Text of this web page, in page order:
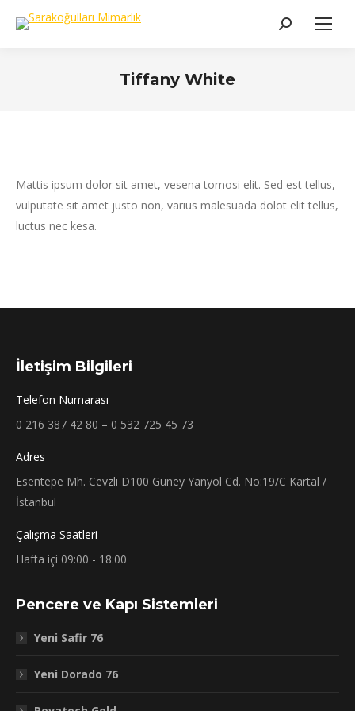
Search:
Tiffany White
Mattis ipsum dolor sit amet, vesena tomosi elit. Sed est tellus,
vulputate sit amet justo non, varius malesuada dolot elit tellus,
luctus nec kesa.
İletişim Bilgileri
Telefon Numarası
0 216 387 42 80 – 0 532 725 45 73
Adres
Esentepe Mh. Cevzli D100 Güney Yanyol Cd. No:19/C Kartal /
İstanbul
Çalışma Saatleri
Hafta içi 09:00 - 18:00
Pencere ve Kapı Sistemleri
Yeni Safir 76
Yeni Dorado 76